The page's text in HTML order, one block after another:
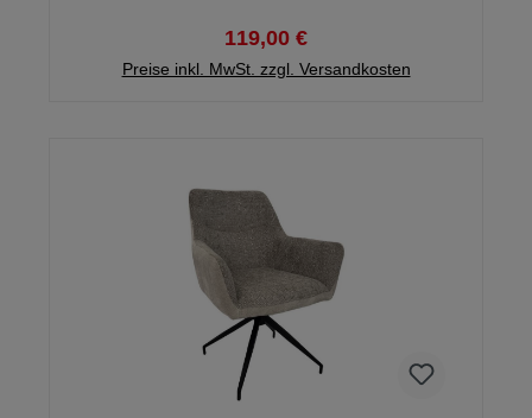
119,00 €
Preise inkl. MwSt. zzgl. Versandkosten